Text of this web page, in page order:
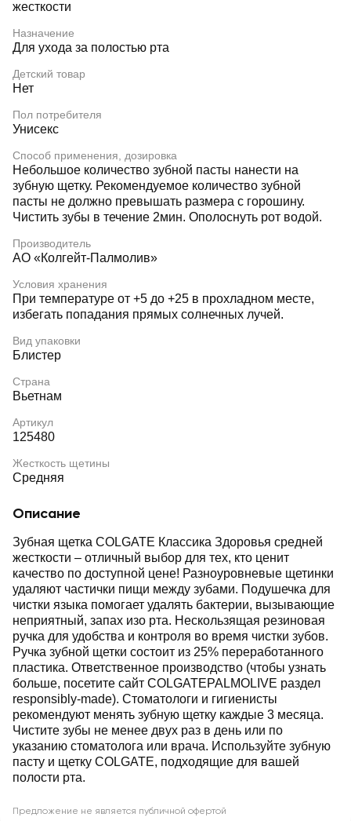
жесткости
Назначение
Для ухода за полостью рта
Детский товар
Нет
Пол потребителя
Унисекс
Способ применения, дозировка
Небольшое количество зубной пасты нанести на
зубную щетку. Рекомендуемое количество зубной
пасты не должно превышать размера с горошину.
Чистить зубы в течение 2мин. Ополоснуть рот водой.
Производитель
АО «Колгейт-Палмолив»
Условия хранения
При температуре от +5 до +25 в прохладном месте,
избегать попадания прямых солнечных лучей.
Вид упаковки
Блистер
Страна
Вьетнам
Артикул
125480
Жесткость щетины
Средняя
Описание
Зубная щетка COLGATE Классика Здоровья средней
жесткости – отличный выбор для тех, кто ценит
качество по доступной цене! Разноуровневые щетинки
удаляют частички пищи между зубами. Подушечка для
чистки языка помогает удалять бактерии, вызывающие
неприятный, запах изо рта. Нескользящая резиновая
ручка для удобства и контроля во время чистки зубов.
Ручка зубной щетки состоит из 25% переработанного
пластика. Ответственное производство (чтобы узнать
больше, посетите сайт COLGATEPALMOLIVE раздел
responsibly-made). Стоматологи и гигиенисты
рекомендуют менять зубную щетку каждые 3 месяца.
Чистите зубы не менее двух раз в день или по
указанию стоматолога или врача. Используйте зубную
пасту и щетку COLGATE, подходящие для вашей
полости рта.
Предложение не является публичной офертой